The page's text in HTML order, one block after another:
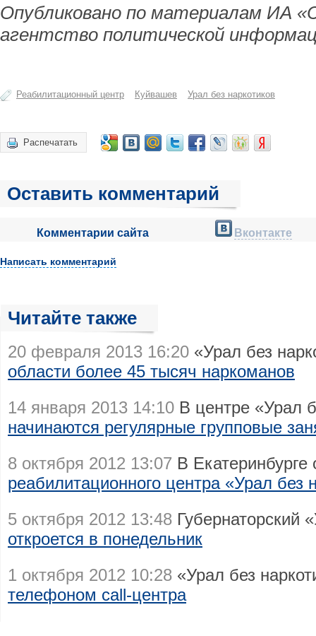
Опубликовано по материалам ИА
агентство политической
Реабилитационный центр Куйвашев Урал без наркотиков
Распечатать
Оставить комментарий
Комментарии сайта Вконтакте
Написать комментарий
Читайте также
20 февраля 2013 16:20 «Урал без
области более 45 тысяч наркоманов
14 января 2013 14:10 В центре «Урал
начинаются регулярные групповые
8 октября 2012 13:07 В
реабилитационного центра «Урал без
5 октября 2012 13:48 Губернаторский
откроется в понедельник
1 октября 2012 10:28 «Урал без
телефоном call-центра